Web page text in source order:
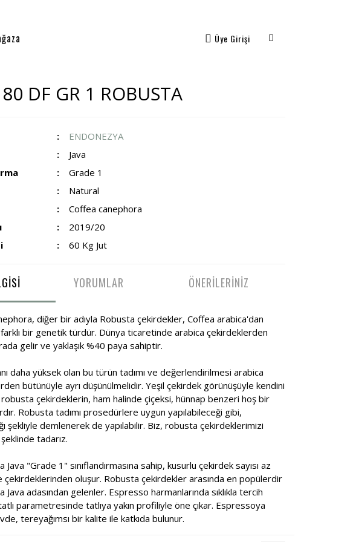
Üye Girişi
80 DF GR 1 ROBUSTA
ENDONEZYA
Java
Grade 1
Natural
Coffea canephora
2019/20
60 Kg Jut
diğer bir adıyla Robusta çekirdekler, Coffea arabica'dan
bir genetik türdür. Dünya ticaretinde arabica çekirdeklerden
gelir ve yaklaşık %40 paya sahiptir.
daha yüksek olan bu türün tadımı ve değerlendirilmesi arabica
bütünüyle ayrı düşünülmelidir. Yeşil çekirdek görünüşüyle kendini
çekirdeklerin, ham halinde çiçeksi, hünnap benzeri hoş bir
Robusta tadımı prosedürlere uygun yapılabileceği gibi,
şekliyle demlenerek de yapılabilir. Biz, robusta çekirdeklerimizi
tadarız.
Java "Grade 1" sınıflandırmasına sahip, kusurlu çekirdek sayısı az
çekirdeklerinden oluşur. Robusta çekirdekler arasında en popülerdir
Java adasından gelenler. Espresso harmanlarında sıklıkla tercih
parametresinde tatlıya yakın profiliyle öne çıkar. Espressoya
tereyağımsı bir kalite ile katkıda bulunur.
YORUMLAR ÖNERİLERİNİZ